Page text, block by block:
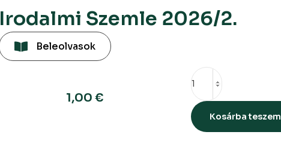
Irodalmi Szemle 2026/2.
Beleolvasok
1,00€
Kosárba teszem